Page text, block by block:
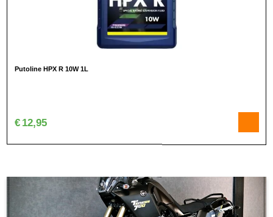
Putoline HPX R 10W 1L
€ 12,95